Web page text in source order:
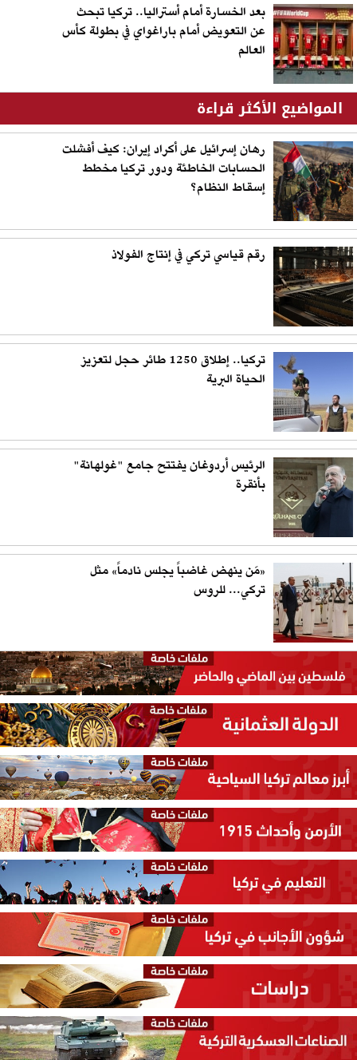
بعد الخسارة أمام أستراليا.. تركيا تبحث
عن التعويض أمام باراغواي في بطولة كأس
العالم
المواضيع الأكثر قراءة
رهان إسرائيل على أكراد إيران: كيف أفشلت
الحسابات الخاطئة ودور تركيا مخطط
إسقاط النظام؟
رقم قياسي تركي في إنتاج الفولاذ
تركيا.. إطلاق 1250 طائر حجل لتعزيز
الحياة البرية
الرئيس أردوغان يفتتح جامع "غولهانة"
بأنقرة
«مَن ينهض غاضباً يجلس نادماً» مثل
تركي... للروس